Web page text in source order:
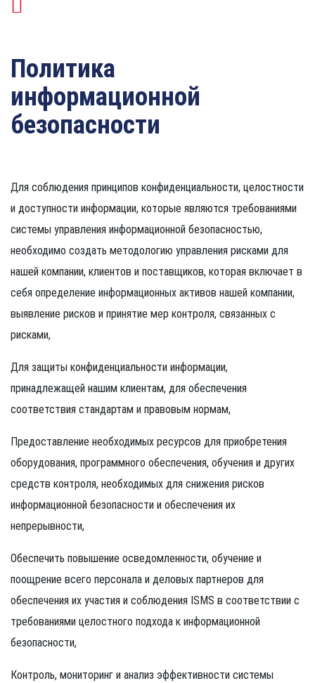
Политика
информационной
безопасности
Для соблюдения принципов конфиденциальности, целостности
и доступности информации, которые являются требованиями
системы управления информационной безопасностью,
необходимо создать методологию управления рисками для
нашей компании, клиентов и поставщиков, которая включает в
себя определение информационных активов нашей компании,
выявление рисков и принятие мер контроля, связанных с
рисками,
Для защиты конфиденциальности информации,
принадлежащей нашим клиентам, для обеспечения
соответствия стандартам и правовым нормам,
Предоставление необходимых ресурсов для приобретения
оборудования, программного обеспечения, обучения и других
средств контроля, необходимых для снижения рисков
информационной безопасности и обеспечения их
непрерывности,
Обеспечить повышение осведомленности, обучение и
поощрение всего персонала и деловых партнеров для
обеспечения их участия и соблюдения ISMS в соответствии с
требованиями целостного подхода к информационной
безопасности,
Контроль, мониторинг и анализ эффективности системы